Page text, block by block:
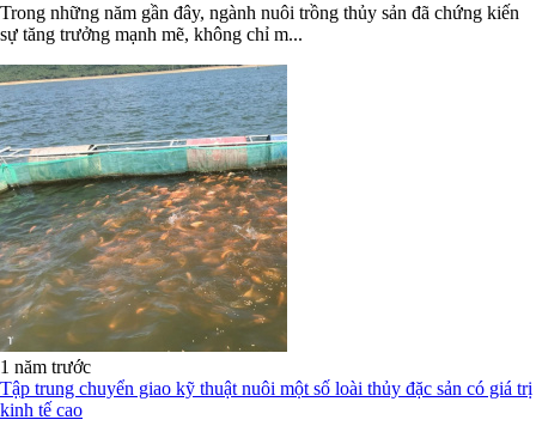
Trong những năm gần đây, ngành nuôi trồng thủy sản đã chứng kiến
sự tăng trưởng mạnh mẽ, không chỉ m...
1 năm trước
Tập trung chuyển giao kỹ thuật nuôi một số loài thủy đặc sản có giá trị
kinh tế cao